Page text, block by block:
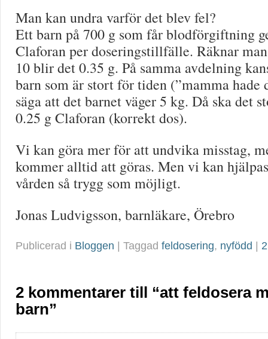
Man kan undra varför det blev fel?
Ett barn på 700 g som får blodförgiftning
Claforan per doseringstillfälle. Räknar
10 blir det 0.35 g. På samma avdelning
barn som är stort för tiden (”mamma hade
säga att det barnet väger 5 kg. Då ska det
0.25 g Claforan (korrekt dos).
Vi kan göra mer för att undvika misstag,
kommer alltid att göras. Men vi kan
vården så trygg som möjligt.
Jonas Ludvigsson, barnläkare, Örebro
Publicerad i Bloggen | Taggad feldosering, nyfödd
2 kommentarer till “att feldosera
barn”